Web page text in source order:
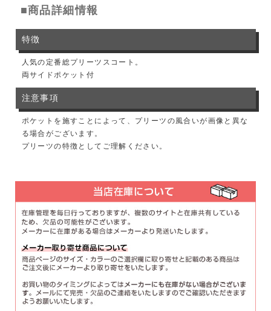
■商品詳細情報
特徴
人気の定番総プリーツスコート。
両サイドポケット付
注意事項
ポケットを施すことによって、プリーツの風合いが画像と異な
る場合がございます。
プリーツの特徴としてご理解ください。